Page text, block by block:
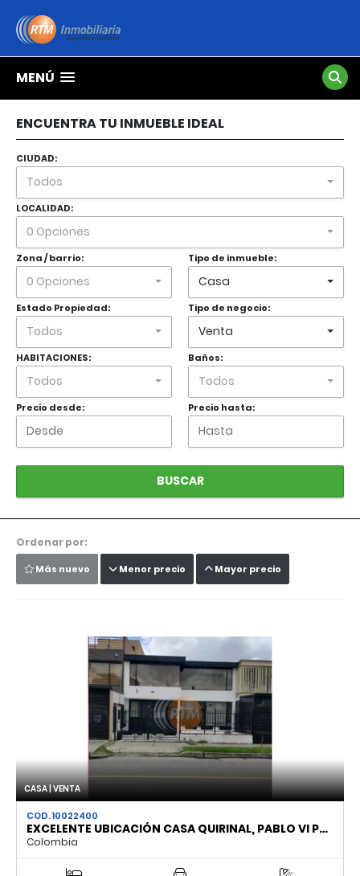
MENÚ
ENCUENTRA TU INMUEBLE IDEAL
CIUDAD:
Todos
LOCALIDAD:
0 Opciones
Zona / barrio:
0 Opciones
Tipo de inmueble:
Casa
Estado Propiedad:
Todos
Tipo de negocio:
Venta
HABITACIONES:
Todos
Baños:
Todos
Precio desde: Precio hasta:
BUSCAR
Ordenar por:
Más nuevo Menor precio Mayor precio
CASA | VENTA
COD. 10022400
EXCELENTE UBICACIÓN CASA QUIRINAL, PABLO VI P…
Colombia